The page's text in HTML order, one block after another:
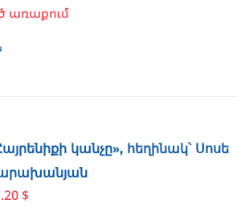
առաքում
կանչը», հեղինակ՝ Սոսե
$